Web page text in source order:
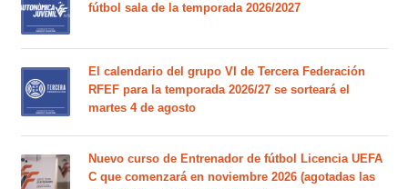
fútbol sala de la temporada 2026/2027
El calendario del grupo VI de Tercera Federación
RFEF para la temporada 2026/27 se sorteará el
martes 4 de agosto
Nuevo curso de Entrenador de fútbol Licencia UEFA
C que comenzará en noviembre 2026 (agotadas las